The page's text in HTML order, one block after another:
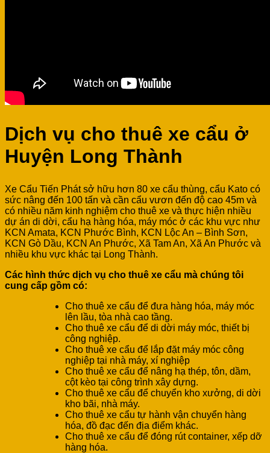
Dịch vụ cho thuê xe cẩu ở
Huyện Long Thành
Xe Cẩu Tiến Phát sở hữu hơn 80 xe cẩu thùng, cẩu Kato có
sức nâng đến 100 tấn và cần cẩu vươn đến độ cao 45m và
có nhiều năm kinh nghiệm cho thuê xe và thực hiện nhiều
dự án di dời, cẩu hạ hàng hóa, máy móc ở các khu vực như
KCN Amata, KCN Phước Bình, KCN Lộc An – Bình Sơn,
KCN Gò Dầu, KCN An Phước, Xã Tam An, Xã An Phước và
nhiều khu vực khác tại Long Thành.
Các hình thức dịch vụ cho thuê xe cẩu mà chúng tôi
cung cấp gồm có:
Cho thuê xe cẩu để đưa hàng hóa, máy móc
lên lầu, tòa nhà cao tầng.
Cho thuê xe cẩu để di dời máy móc, thiết bị
công nghiệp.
Cho thuê xe cẩu để lắp đặt máy móc công
nghiệp tại nhà máy, xí nghiệp
Cho thuê xe cẩu để nâng hạ thép, tôn, dầm,
cột kèo tại công trình xây dựng.
Cho thuê xe cẩu để chuyển kho xưởng, di dời
kho bãi, nhà máy.
Cho thuê xe cẩu tự hành vận chuyển hàng
hóa, đồ đạc đến địa điểm khác.
Cho thuê xe cẩu để đóng rút container, xếp dỡ
hàng hóa.